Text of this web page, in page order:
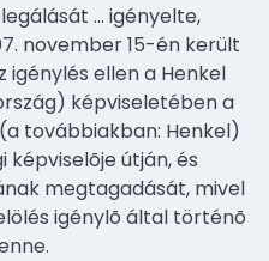
… igényelte,
november 15-én került
ellen a Henkel
képviseletében a
továbbiakban: Henkel)
képviselõje útján, és
megtagadását, mivel
igénylõ által történõ